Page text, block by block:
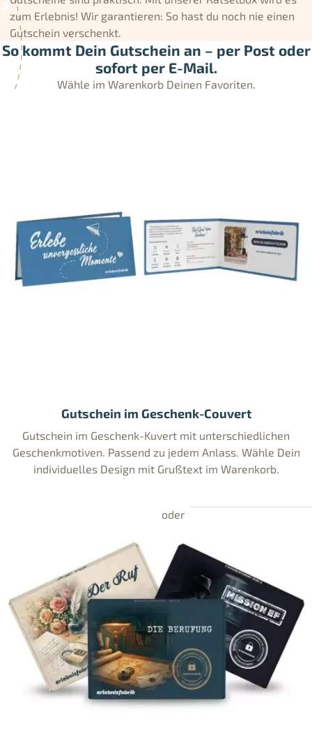
zum Erlebnis! Wir garantieren: So hast du noch nie einen
Gutschein verschenkt.
So kommt Dein Gutschein an – per Post oder
sofort per E-Mail.
Wähle im Warenkorb Deinen Favoriten.
Gutschein im Geschenk-Couvert
Gutschein im Geschenk-Kuvert mit unterschiedlichen
Geschenkmotiven. Passend zu jedem Anlass. Wähle Dein
individuelles Design mit Grußtext im Warenkorb.